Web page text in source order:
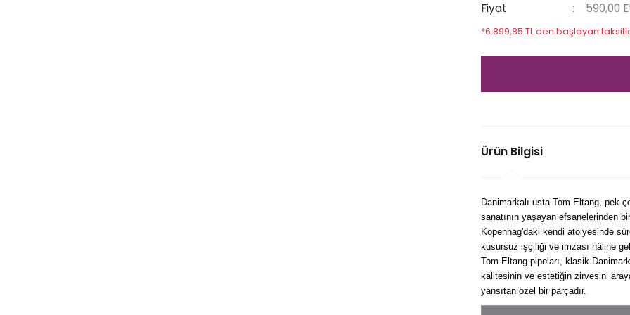
Fiyat 590,00
*6.899,85 TL den başlayan
Ürün Bilgisi
Danimarkalı usta Tom Eltang, pek
sanatının yaşayan efsanelerinden
Kopenhag'daki kendi atölyesinde
kusursuz işçiliği ve imzası hâline
Tom Eltang pipoları, klasik
kalitesinin ve estetiğin zirvesini
yansıtan özel bir parçadır.